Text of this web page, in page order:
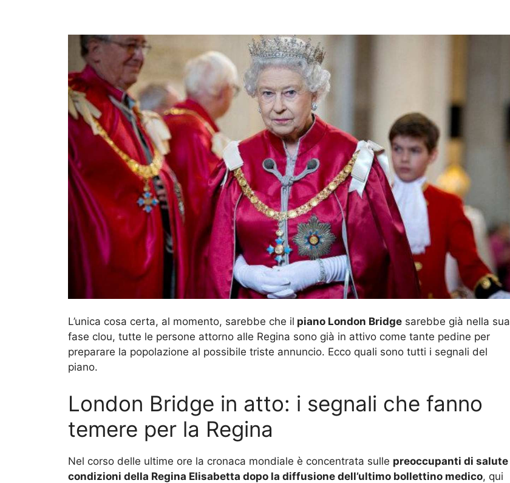
L’unica cosa certa, al momento, sarebbe che il piano London Bridge sarebbe già nella sua
fase clou, tutte le persone attorno alle Regina sono già in attivo come tante pedine per
preparare la popolazione al possibile triste annuncio. Ecco quali sono tutti i segnali del
piano.
London Bridge in atto: i segnali che fanno
temere per la Regina
Nel corso delle ultime ore la cronaca mondiale è concentrata sulle preoccupanti di salute
condizioni della Regina Elisabetta dopo la diffusione dell’ultimo bollettino medico, qui